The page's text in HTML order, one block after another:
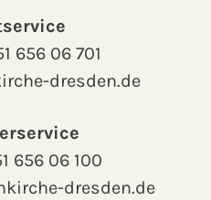
656 06 701
dresden.de
656 06 100
dresden.de